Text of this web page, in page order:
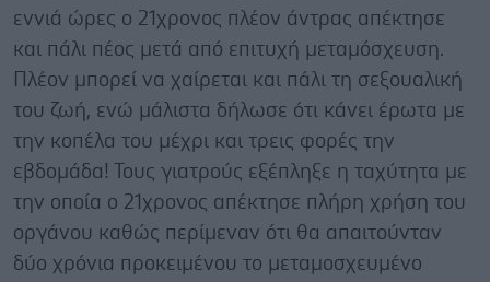
εννιά ώρες ο 21χρονος πλέον άντρας απέκτησε
και πάλι πέος μετά από επιτυχή μεταμόσχευση.
Πλέον μπορεί να χαίρεται και πάλι τη σεξουαλική
του ζωή, ενώ μάλιστα δήλωσε ότι κάνει έρωτα με
την κοπέλα του μέχρι και τρεις φορές την
εβδομάδα! Τους γιατρούς εξέπληξε η ταχύτητα με
την οποία ο 21χρονος απέκτησε πλήρη χρήση του
οργάνου καθώς περίμεναν ότι θα απαιτούνταν
δύο χρόνια προκειμένου το μεταμοσχευμένο